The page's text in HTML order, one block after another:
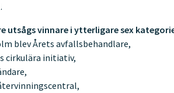
utsågs vinnare i ytterligare sex
blev Årets avfallsbehandlare,
cirkulära initiativ,